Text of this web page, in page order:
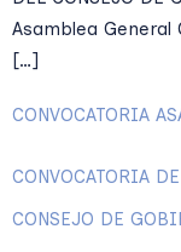
Asamblea
[…]
CONVOCATORIA
CONVOCATORIA
CONSEJO DE